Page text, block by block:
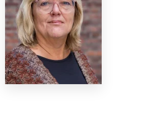
Nettside